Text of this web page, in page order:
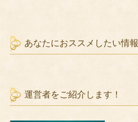
あなたにおススメしたい情報
運営者をご紹介します！